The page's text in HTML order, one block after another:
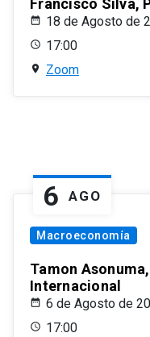
Francisco Silva,
18 de Agosto de
17:00
Zoom
6 AGO
Macroeconomía
Tamon
Internacional
6 de Agosto de
17:00